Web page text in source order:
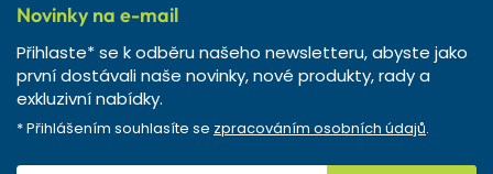
Novinky na e-mail
Přihlaste* se k odběru našeho newsletteru, abyste jako
první dostávali naše novinky, nové produkty, rady a
exkluzivní nabídky.
* Přihlášením souhlasíte se zpracováním osobních údajů.